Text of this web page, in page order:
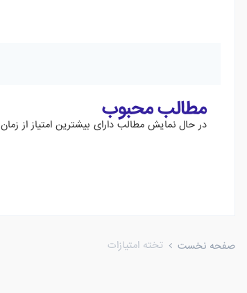
مطالب محبوب
در حال نمایش مطالب دارای بیشترین امتیاز از زمان ۱۵/۰۷/۲۰ در موضوع ها
صفحه نخست تخته امتیازات